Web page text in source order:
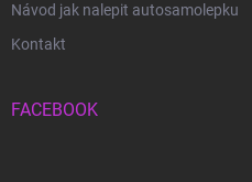
Návod jak nalepit autosamolepku
Kontakt
FACEBOOK